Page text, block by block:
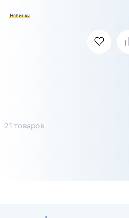
Новинки
Избранное
21 товаров